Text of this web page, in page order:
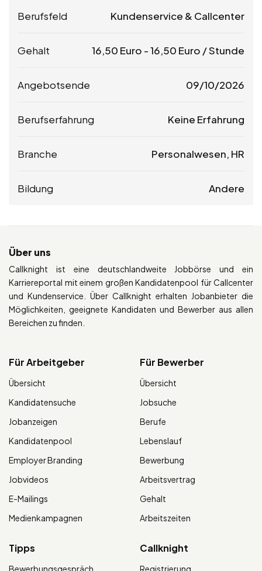
Berufsfeld Kundenservice & Callcenter
Gehalt 16,50 Euro -16,50 Euro / Stunde
Angebotsende 09/10/2026
Berufserfahrung Keine Erfahrung
Branche Personalwesen, HR
Bildung Andere
Über uns
Callknight ist eine deutschlandweite Jobbörse und ein
Karriereportal mit einem großen Kandidatenpool für Callcenter
und Kundenservice. Über Callknight erhalten Jobanbieter die
Möglichkeiten, geeignete Kandidaten und Bewerber aus allen
Bereichen zu finden.
Für Arbeitgeber
Übersicht
Kandidatensuche
Jobanzeigen
Kandidatenpool
Employer Branding
Jobvideos
E-Mailings
Medienkampagnen
Für Bewerber
Übersicht
Jobsuche
Berufe
Lebenslauf
Bewerbung
Arbeitsvertrag
Gehalt
Arbeitszeiten
Tipps
Bewerbungsgespräch
Callknight
Registrierung